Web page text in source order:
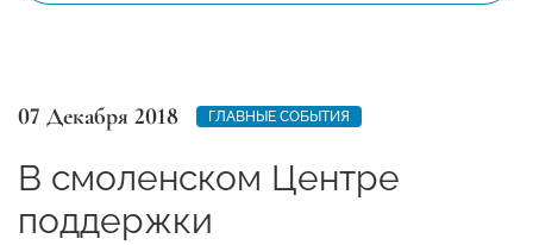
07 Декабря 2018 ГЛАВНЫЕ СОБЫТИЯ
В смоленском Центре
поддержки